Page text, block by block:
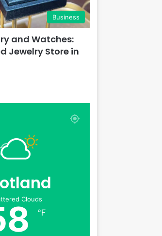
Business
and Watches:
Jewelry Store in
Clouds
℉